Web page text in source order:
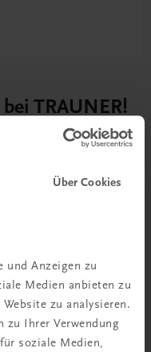
Über Cookies
und Anzeigen zu
Medien anbieten zu
zu analysieren.
zu Ihrer Verwendung
soziale Medien,
TRAUNER!
mit
Produkte.